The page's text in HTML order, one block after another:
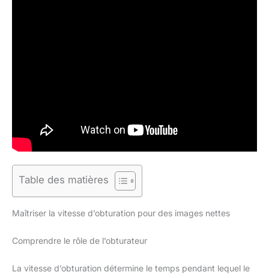
Table des matières
Maîtriser la vitesse d’obturation pour des images nettes
Comprendre le rôle de l’obturateur
La vitesse d’obturation détermine le temps pendant lequel le